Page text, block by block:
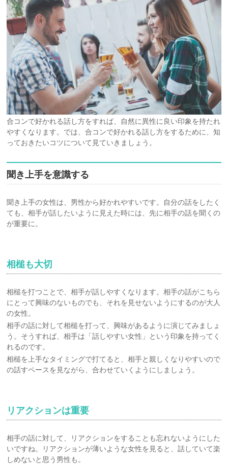
合コンで好かれる話し方をすれば、自然に異性に良い印象を持たれ
やすくなります。では、合コンで好かれる話し方をするために、知
っておきたいコツについて見ていきましょう。
聞き上手を意識する
聞き上手の女性は、男性から好かれやすいです。自分の話をしたく
ても、相手が話したいように見えた時には、先に相手の話を聞くの
が重要に。
相槌も大切
相槌を打つことで、相手が話しやすくなります。相手の話がこちら
にとって興味のないものでも、それを見せないようにするのが大人
の女性。
相手の話に対して相槌を打って、興味があるように演じてみましょ
う。そうすれば、相手は「話しやすい女性」という印象を持ってく
れるのです。
相槌を上手なタイミングで打てると、相手と親しくなりやすいので
の話すペースを見ながら、合わせていくようにしましょう。
リアクションは重要
相手の話に対して、リアクションをすることも忘れないようにした
いですね。リアクションが薄いような女性を見ると、話していて楽
しめないと思う男性も。